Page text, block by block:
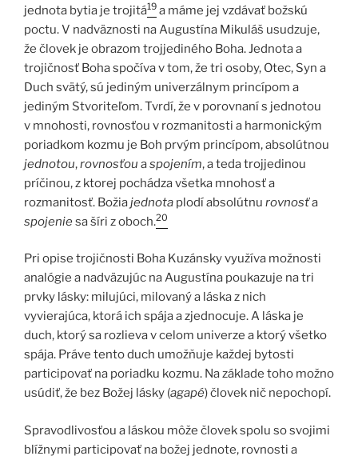
jednota bytia je trojitá19 a máme jej vzdávať božskú
poctu. V nadväznosti na Augustína Mikuláš usudzuje,
že človek je obrazom trojjediného Boha. Jednota a
trojičnosť Boha spočíva v tom, že tri osoby, Otec, Syn a
Duch svätý, sú jediným univerzálnym princípom a
jediným Stvoriteľom. Tvrdí, že v porovnaní s jednotou
v mnohosti, rovnosťou v rozmanitosti a harmonickým
poriadkom kozmu je Boh prvým princípom, absolútnou
jednotou,rovnosťou aspojením, a teda trojjedinou
príčinou, z ktorej pochádza všetka mnohosť a
rozmanitosť. Božiajednota plodí absolútnu rovnosťa
spojeniesa šíri z oboch.20
Pri opise trojičnosti Boha Kuzánsky využíva možnosti
analógie a nadväzujúc na Augustína poukazuje na tri
prvky lásky: milujúci, milovaný a láska z nich
vyvierajúca, ktorá ich spája a zjednocuje. A láska je
duch, ktorý sa rozlieva v celom univerze a ktorý všetko
spája. Práve tento duch umožňuje každej bytosti
participovať na poriadku kozmu. Na základe toho možno
usúdiť, že bez Božej lásky (agapé) človek nič nepochopí.
Spravodlivosťou a láskou môže človek spolu so svojimi
blížnymi participovať na božej jednote, rovnosti a